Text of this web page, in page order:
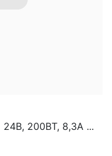
200ВТ, 8,3А ...